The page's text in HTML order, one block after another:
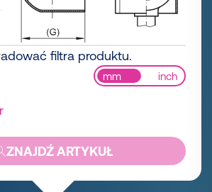
filtra produktu.
mm inch
ZNAJDŹ ARTYKUŁ